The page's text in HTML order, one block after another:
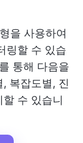
을 사용하여
링할 수 있습
통해 다음을
, 복잡도별, 진
수 있습니